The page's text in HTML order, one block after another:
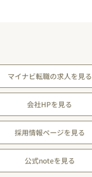
マイナビ転職の求人を見る
会社HPを見る
採用情報ページを見る
公式noteを見る